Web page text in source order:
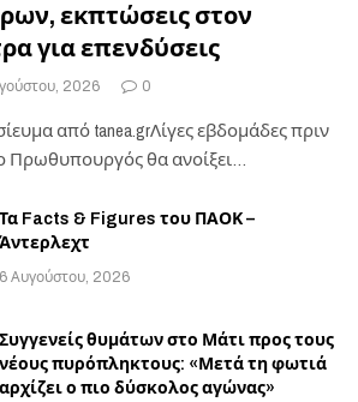
εκπτώσεις στον
για επενδύσεις
2026 0
από tanea.grΛίγες εβδομάδες πριν
Πρωθυπουργός θα ανοίξει…
Τα Facts & Figures του ΠΑΟΚ –
Άντερλεχτ
6 Αυγούστου, 2026
Συγγενείς θυμάτων στο Μάτι προς τους
νέους πυρόπληκτους: «Μετά τη φωτιά
αρχίζει ο πιο δύσκολος αγώνας»